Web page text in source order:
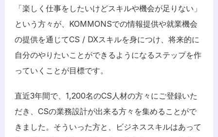
「楽しく仕事をしたいけどスキルや機会が足りない」
という方々が、KOMMONSでの情報提供や就業機会
の提供を通じてCS / DXスキルを身につけ、将来的に
自分のやりたいことができるようになるステップを作
っていくことが目標です。
直近3年間で、1,200名のCS人材の方々にご登録いた
だき、CSの業務設計が出来る方々を集めることがで
きました。そういった方と、ビジネススキルはあって